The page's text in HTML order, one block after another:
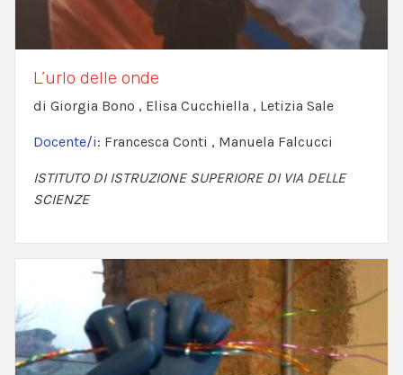
L’urlo delle onde
di Giorgia Bono , Elisa Cucchiella , Letizia Sale
Docente/i: Francesca Conti , Manuela Falcucci
ISTITUTO DI ISTRUZIONE SUPERIORE DI VIA DELLE
SCIENZE